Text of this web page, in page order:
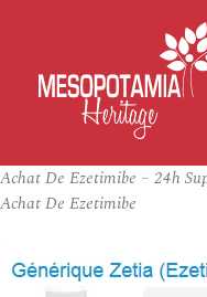
Achat De Ezetimibe – 24h
Achat De Ezetimibe